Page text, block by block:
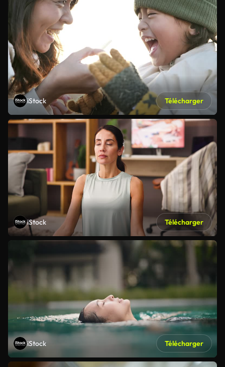
iStock Télécharger
iStock Télécharger
iStock Télécharger